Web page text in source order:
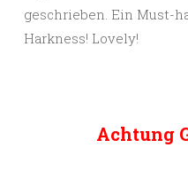
geschrieben. Ein Must-
Harkness! Lovely!
Achtung